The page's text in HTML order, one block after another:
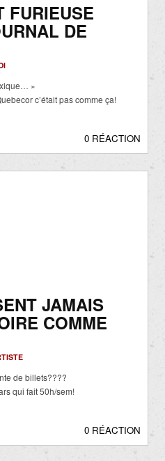
FURIEUSE
DE
»
c’était pas comme ça!
0 RÉACTION
JAMAIS
COMME
de billets????
qui fait 50h/sem!
0 RÉACTION